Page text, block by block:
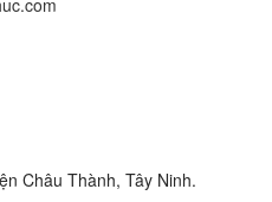
Châu Thành, Tây Ninh.